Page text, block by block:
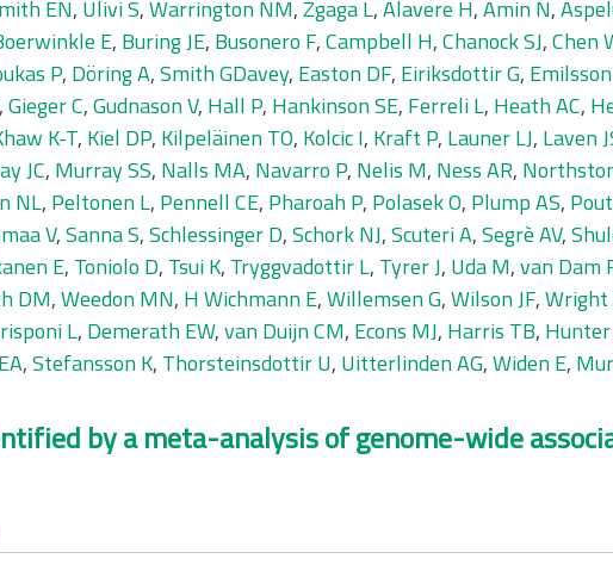
EN, Ulivi S,Warrington NM,Zgaga L,Alavere H,Amin N,
E, Buring JE, Busonero F,Campbell H,Chanock SJ,Chen
P, Döring A,Smith GDavey, Easton DF, Eiriksdottir G,
,Gieger C,Gudnason V, Hall P, Hankinson SE, Ferreli L, Heath AC,
K-T, Kiel DP, Kilpeläinen TO, Kolcic I, Kraft P, Launer LJ, Laven
JC, Murray SS, Nalls MA, Navarro P, Nelis M, Ness AR,
NL, Peltonen L, Pennell CE, Pharoah P, Polasek O, Plump AS,
V,Sanna S,Schlessinger D,Schork NJ,Scuteri A,Segrè AV,
E, Toniolo D, Tsui K, Tryggvadottir L, Tyrer J, Uda M,van Dam
DM,Weedon MN, H Wichmann E,Willemsen G,Wilson JF,Wright
L, Demerath EW,van Duijn CM, Econs MJ, Harris TB, Hunter
,Stefansson K, Thorsteinsdottir U, Uitterlinden AG,Widen E,
by a meta-analysis of genome-wide